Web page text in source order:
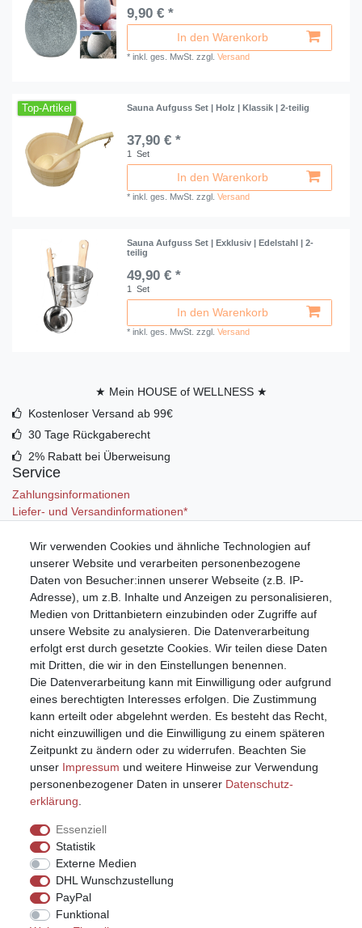
9,90 € *
In den Warenkorb
*inkl. ges. MwSt. zzgl.Versand
Top-Artikel Sauna Aufguss Set | Holz | Klassik | 2-teilig
37,90 € *
1 Set
In den Warenkorb
*inkl. ges. MwSt. zzgl.Versand
Sauna Aufguss Set | Exklusiv | Edelstahl | 2-
teilig
49,90 € *
1 Set
In den Warenkorb
*inkl. ges. MwSt. zzgl.Versand
★ Mein HOUSE of WELLNESS ★
Kostenloser Versand ab 99€
30 Tage Rückgaberecht
2% Rabatt bei Überweisung
Service
Zahlungsinformationen
Liefer- und Versandinformationen*
Mein Konto
Registrieren
Anmelden (Login)
Warenkorb
Wir verwenden Cookies und ähnliche Technologien auf
unserer Website und verarbeiten personenbezogene
Daten von Besucher:innen unserer Webseite (z.B. IP-
Adresse), um z.B. Inhalte und Anzeigen zu personalisieren,
Medien von Drittanbietern einzubinden oder Zugriffe auf
unsere Website zu analysieren. Die Datenverarbeitung
erfolgt erst durch gesetzte Cookies. Wir teilen diese Daten
mit Dritten, die wir in den Einstellungen benennen.
Die Datenverarbeitung kann mit Einwilligung oder aufgrund
eines berechtigten Interesses erfolgen. Die Zustimmung
kann erteilt oder abgelehnt werden. Es besteht das Recht,
nicht einzuwilligen und die Einwilligung zu einem späteren
Zeitpunkt zu ändern oder zu widerrufen. Beachten Sie
unser Impressum und weitere Hinweise zur Verwendung
personenbezogener Daten in unserer Daten­schutz­
erklärung
Essenziell
Statistik
Externe Medien
DHL Wunschzustellung
PayPal
Funktional